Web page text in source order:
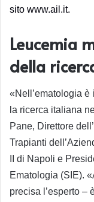
sito www.ail.it.
Leucemia
della
«Nell’ematologia è
la ricerca italiana
Pane, Direttore
Trapianti
II di Napoli e
Ematologia (SIE).
precisa l’esperto –